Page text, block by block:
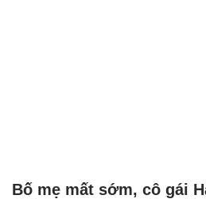
Bố mẹ mất sớm, cô gái